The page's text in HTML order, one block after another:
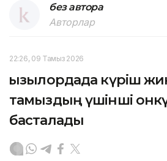
без автора
Авторлар
22:26, 09 Тамыз 2026
Қызылордада күріш
тамыздың үшінші
басталады